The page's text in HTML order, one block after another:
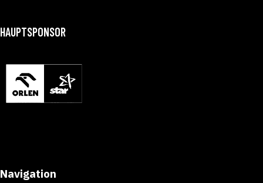
HAUPTSPONSOR
Navigation